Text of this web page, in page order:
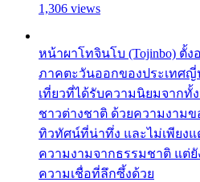
1,306 views
หน้าผาโทจินโบ (Tojinbo) ตั้ง
ภาคตะวันออกของประเทศ
เที่ยวที่ได้รับความนิยมจากทั้
ชาวต่างชาติ ด้วยความงาม
ทิวทัศน์ที่น่าทึ่ง และไม่เพียง
ความงามจากธรรมชาติ แต่
ความเชื่อที่ลึกซึ้งด้วย